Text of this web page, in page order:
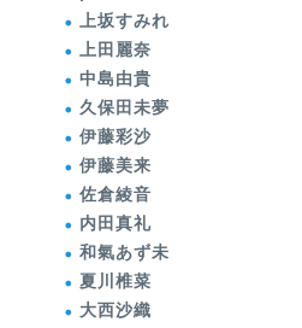
上坂すみれ
上田麗奈
中島由貴
久保田未夢
伊藤彩沙
伊藤美来
佐倉綾音
内田真礼
和氣あず未
夏川椎菜
大西沙織